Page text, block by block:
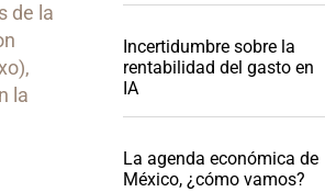
de la
la
Incertidumbre sobre la
rentabilidad del gasto en
IA
La agenda económica de
México, ¿cómo vamos?